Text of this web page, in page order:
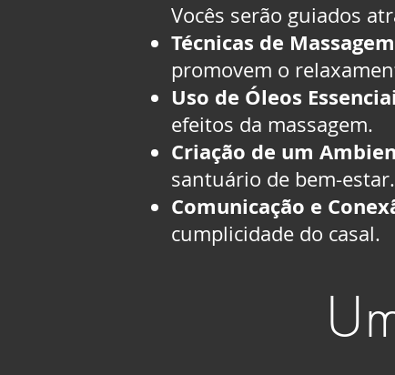
Vocês serão guiados
Técnicas de
promovem o
Uso de Óleos
efeitos da massagem.
Criação de um
santuário de bem-estar.
Comunicação e
cumplicidade do casal.